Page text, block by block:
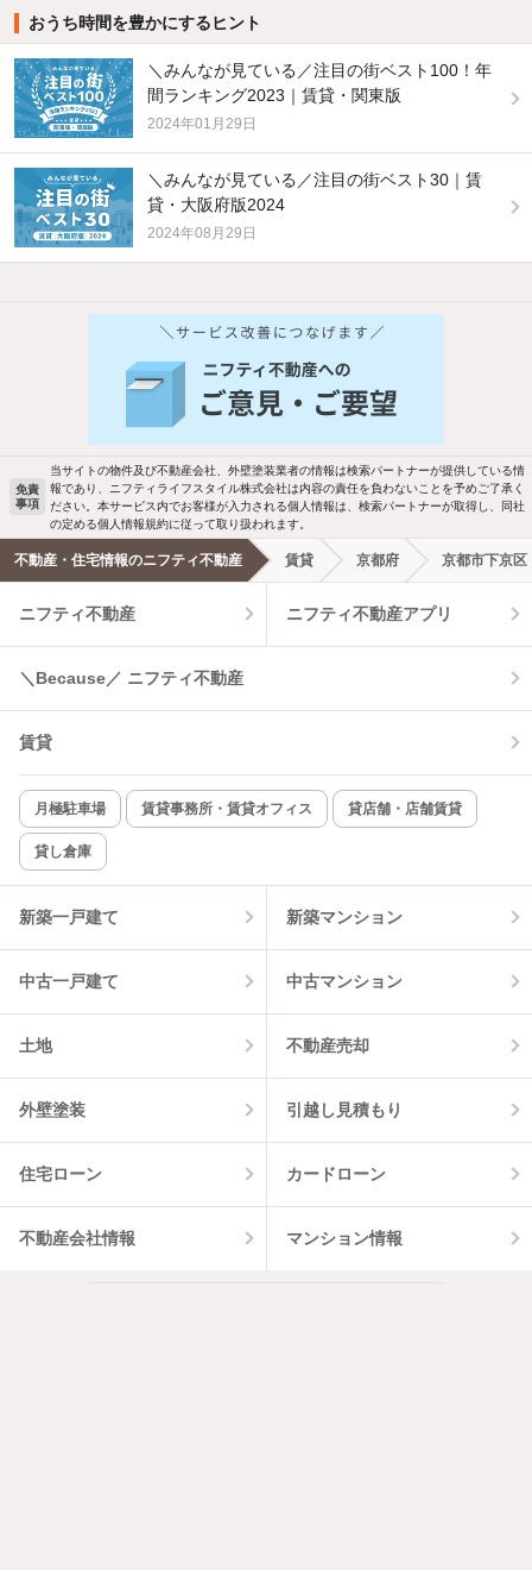
おうち時間を豊かにするヒント
＼みんなが見ている／注目の街ベスト100！年
間ランキング2023｜賃貸・関東版
2024年01月29日
＼みんなが見ている／注目の街ベスト30｜賃
貸・大阪府版2024
2024年08月29日
他の人はこんな条件で絞り込んでいます！
バス・トイレ別 2階以上
駐車場あり ペット相談
洗濯機置場あり 独立洗面台
エアコンあり 都市ガス
温水洗浄便座 オートロック
コンロ2口以上
新着のみ インターネット無料
該当件数:
10
新着物件メール通知
検索中の条件の新着物件情報をいち早く
新着メール通知を受け取る
免責
事項
当サイトの物件及び不動産会社、外壁塗装業者の情報は検索パートナーが提供している情
報であり、ニフティライフスタイル株式会社は内容の責任を負わないことを予めご了承く
ださい。本サービス内でお客様が入力される個人情報は、検索パートナーが取得し、同社
の定める個人情報規約に従って取り扱われます。
不動産・住宅情報のニフティ不動産 賃貸 京都府 京都市下京区
ニフティ不動産 ニフティ不動産アプリ
＼Because／ ニフティ不動産
賃貸
月極駐車場 賃貸事務所・賃貸オフィス 貸店舗・店舗賃貸
貸し倉庫
新築一戸建て 新築マンション
中古一戸建て 中古マンション
土地 不動産売却
外壁塗装 引越し見積もり
住宅ローン カードローン
不動産会社情報 マンション情報